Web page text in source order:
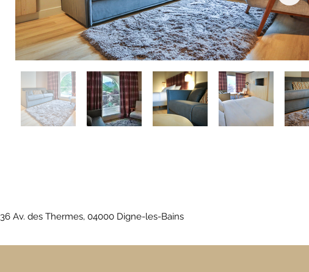
36 Av. des Thermes, 04000 Digne-les-Bains